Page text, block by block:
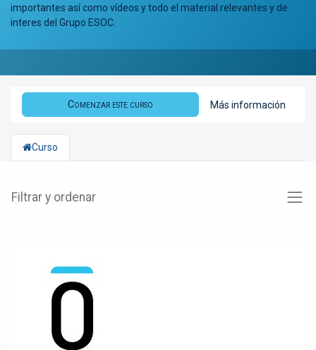
importantes así como vídeos y todo el material relevantes y de
interes del Grupo ESOC.
Comenzar este curso Más información
Curso
Filtrar y ordenar